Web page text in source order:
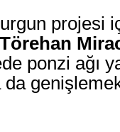
projesi
ponzi ağı
da